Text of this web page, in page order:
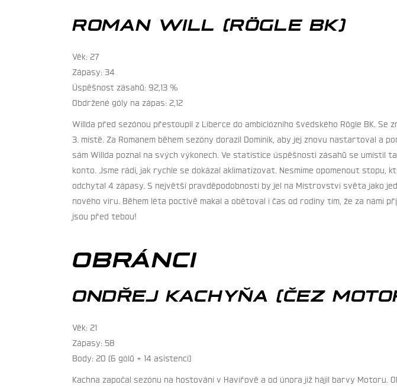
ROMAN WILL (RÖGLE BK)
Věk: 27
Zápasy: 34
Úspěšnost zásahů: 92,13 %
Obdržené góly na zápas: 2,12
Willda před sezónou přestoupil z Liberce do ambiciózního švédského Rögle BK. Se
3. místě. Za Romanem během sezóny dorazil Dominik, aby jej znovu nastartoval a
sám Willda poznal na svých výkonech. Ve statistice úspěšnosti zásahů se umístil
konto. Jsme rádi, jak rychle se dokázal aklimatizovat. Nesmíme opomenout
odchytal 4 zápasy. S největší pravděpodobností by jel na Mistrovství světa jako
nového viru. Během léta poctivě makal a obětoval i čas od rodiny tím, že za námi
jsou před tebou!
OBRÁNCI
ONDŘEJ KACHYŇA (ČEZ
Věk: 21
Zápasy: 58
Body: 20 (6 gólů + 14 asistencí)
Kachna započal sezónu na hostování v Havířově a od února již hájil barvy